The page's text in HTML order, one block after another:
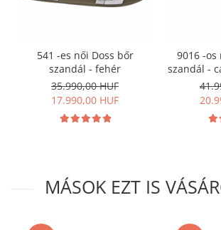
541 -es női Doss bőr
szandál - fehér
35.990,00 HUF
17.990,00 HUF
9016 -os
szandál -
MÁSOK EZT IS